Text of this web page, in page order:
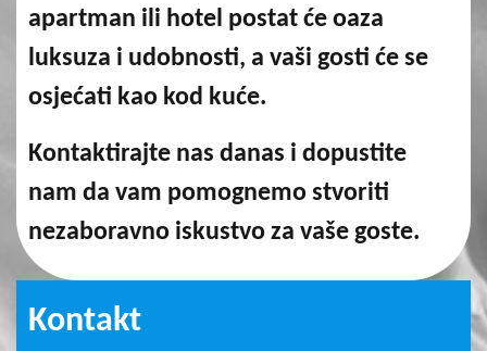
apartman ili hotel postat će oaza
luksuza i udobnosti, a vaši gosti će se
osjećati kao kod kuće.
Kontaktirajte nas danas i dopustite
nam da vam pomognemo stvoriti
nezaboravno iskustvo za vaše goste.
Kontakt